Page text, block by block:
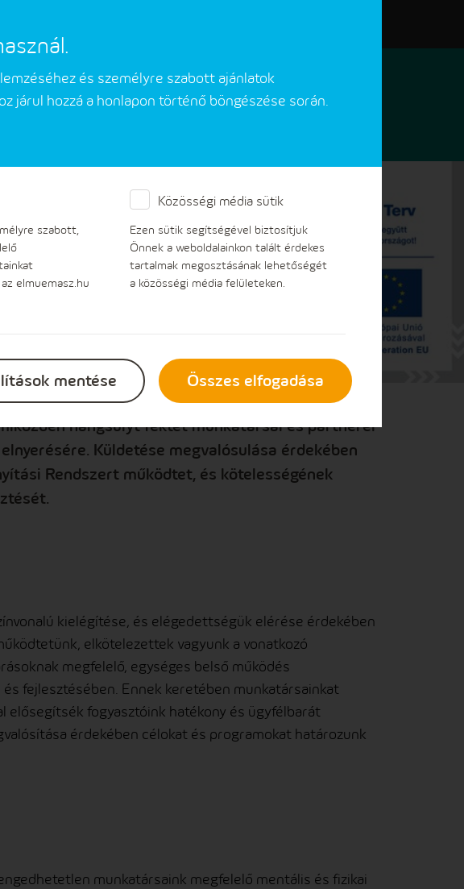
szolgáltatást nyújt fogyasztóinak. Ezt
megfelelő innovatív megoldások
hangsúlyt fektet munkatársai és partnerei
Küldetése megvalósulása érdekében
Rendszert működtet, és kötelességének
kielégítése, és elégedettségük elérése érdekében
elkötelezettek vagyunk a vonatkozó
megfelelő, egységes belső működés
fejlesztésében. Ennek keretében munkatársainkat
elősegítsék fogyasztóink hatékony és ügyfélbarát
érdekében célokat és programokat határozunk
munkatársaink megfelelő mentális és fizikai
és személyre szabott ajánlatok
járul hozzá a honlapon történő böngészése során.
szabott,
elmuemasz.hu
Közösségi média sütik
Ezen sütik segítségével biztosítjuk
Önnek a weboldalainkon talált érdekes
tartalmak megosztásának lehetőségét
a közösségi média felületeken.
mentése Összes elfogadása